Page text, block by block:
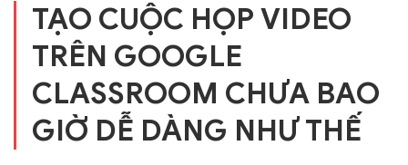
TẠO CUỘC HỌP VIDEO
TRÊN GOOGLE
CLASSROOM CHƯA BAO
GIỜ DỄ DÀNG NHƯ THẾ